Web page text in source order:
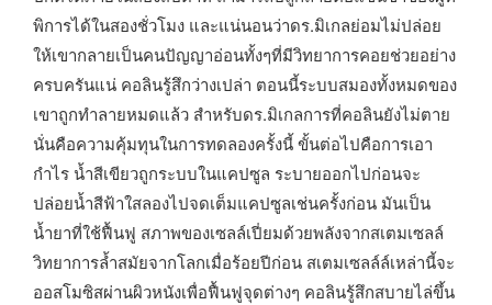
พิการได้ในสองชั่วโมง และแน่นอนว่าดร.มิเกลย่อมไม่ปล่อย
ให้เขากลายเป็นคนปัญญาอ่อนทั้งๆที่มีวิทยาการคอยช่วยอย่าง
ครบครันแน่ คอลินรู้สึกว่างเปล่า ตอนนี้ระบบสมองทั้งหมดของ
เขาถูกทำลายหมดแล้ว สำหรับดร.มิเกลการที่คอลินยังไม่ตาย
นั่นคือความคุ้มทุนในการทดลองครั้งนี้ ขั้นต่อไปคือการเอา
กำไร น้ำสีเขียวถูกระบบในแคปซูล ระบายออกไปก่อนจะ
ปล่อยน้ำสีฟ้าใสลองไปจดเต็มแคปซูลเช่นครั้งก่อน มันเป็น
น้ำยาที่ใช้ฟื้นฟู สภาพของเซลล์เปี่ยมด้วยพลังจากสเตมเซลล์
วิทยาการล้ำสมัยจากโลกเมื่อร้อยปีก่อน สเตมเซลล์ล์เหล่านี้จะ
ออสโมซิสผ่านผิวหนังเพื่อฟื้นฟูจุดต่างๆ คอลินรู้สึกสบายไล่ขึ้น